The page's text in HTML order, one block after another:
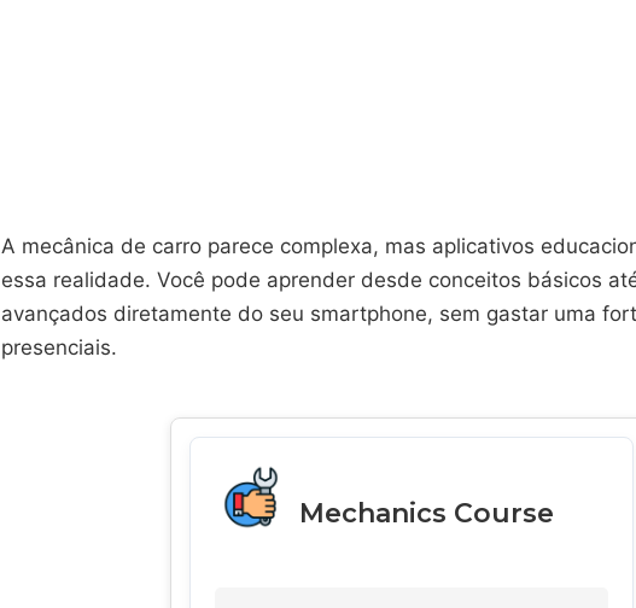
A mecânica de carro parece complexa, mas aplicativos
essa realidade. Você pode aprender desde conceitos básicos
avançados diretamente do seu smartphone, sem gastar uma
presenciais.
Mechanics Course